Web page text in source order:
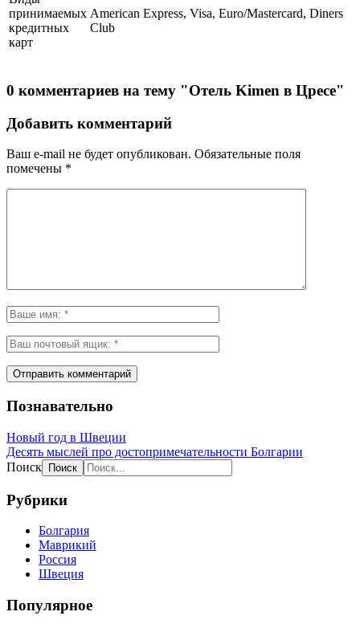
принимаемых
кредитных
карт
American Express, Visa, Euro/Mastercard, Diners
Club
0 комментариев на тему "Отель Kimen в Цресе"
Добавить комментарий
Ваш e-mail не будет опубликован. Обязательные поля
помечены *
Познавательно
Новый год в Швеции
Десять мыслей про достопримечательности Болгарии
Поиск
Рубрики
Болгария
Маврикий
Россия
Швеция
Популярное